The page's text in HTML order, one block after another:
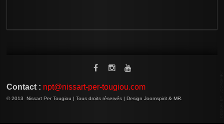
Contact : npt@nissart-per-tougiou.com
© 2013 Nissart Per Tougiou | Tous droits réservés | Design Joomspirit & MR.